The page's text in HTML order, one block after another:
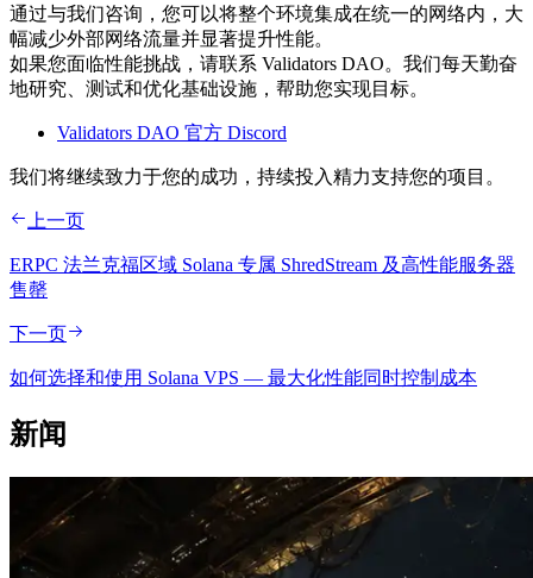
通过与我们咨询，您可以将整个环境集成在统一的网络内，大
幅减少外部网络流量并显著提升性能。
如果您面临性能挑战，请联系 Validators DAO。我们每天勤奋
地研究、测试和优化基础设施，帮助您实现目标。
Validators DAO 官方 Discord
我们将继续致力于您的成功，持续投入精力支持您的项目。
上一页
ERPC 法兰克福区域 Solana 专属 ShredStream 及高性能服务器
售罄
下一页
如何选择和使用 Solana VPS — 最大化性能同时控制成本
新闻